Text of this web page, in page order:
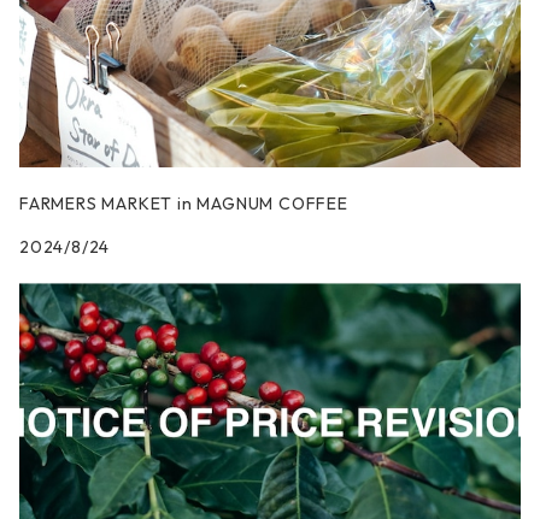
FARMERS MARKET in MAGNUM COFFEE
2024/8/24